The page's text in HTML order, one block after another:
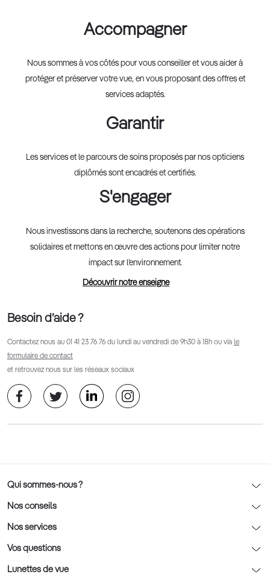
Accompagner
Nous sommes à vos côtés pour vous conseiller et vous aider à
protéger et préserver votre vue, en vous proposant des offres et
services adaptés.
Garantir
Les services et le parcours de soins proposés par nos opticiens
diplômés sont encadrés et certifiés.
S'engager
Nous investissons dans la recherche, soutenons des opérations
solidaires et mettons en œuvre des actions pour limiter notre
impact sur l’environnement.
Découvrir notre enseigne
Besoin d’aide ?
Contactez nous au 01 41 23 76 76 du lundi au vendredi de 9h30 à 18h ou via le
formulaire de contact
et retrouvez nous sur les réseaux sociaux
Qui sommes-nous ?
Notre charte déontologique
AFNOR Certification
Rendez-vous prévision
Nos conseils
Nos conseils lunettes
Nos conseils lentilles
Nos conseils enfants
Nos services
Optic 2000 à domicile
Le contrôle de la vue chez votre opticien
Vos questions
Lunettes de vue